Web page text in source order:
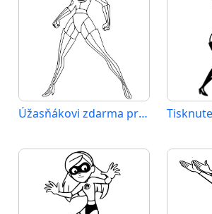
Úžasňákovi zdarma pro děti